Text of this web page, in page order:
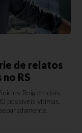
de relatos
RS
Roig em dois
possíveis vítimas,